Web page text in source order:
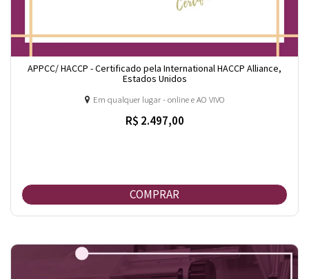
APPCC/ HACCP - Certificado pela International HACCP Alliance,
Estados Unidos
Em qualquer lugar - online e AO VIVO
R$ 2.497,00
COMPRAR